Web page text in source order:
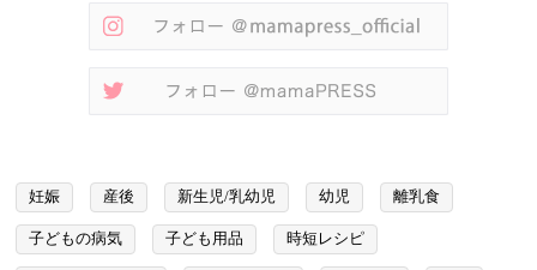
妊娠 産後 新生児/乳幼児 幼児 離乳食
子どもの病気 子ども用品 時短レシピ